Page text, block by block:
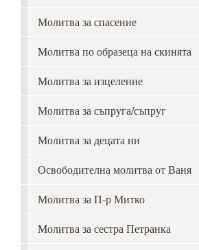
Молитва за спасение
Moлитва по образеца на скинята
Молитва за изцеление
Молитва за съпруга/съпруг
Молитва за децата ни
Освободителна молитва от Ваня
Молитва за П-р Митко
Молитва за сестра Петранка